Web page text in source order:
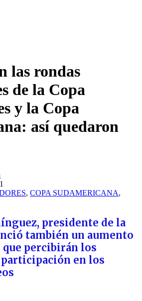
las rondas
de la Copa
y la Copa
así quedaron
, COPA SUDAMERICANA,
presidente de la
también un aumento
percibirán los
en los